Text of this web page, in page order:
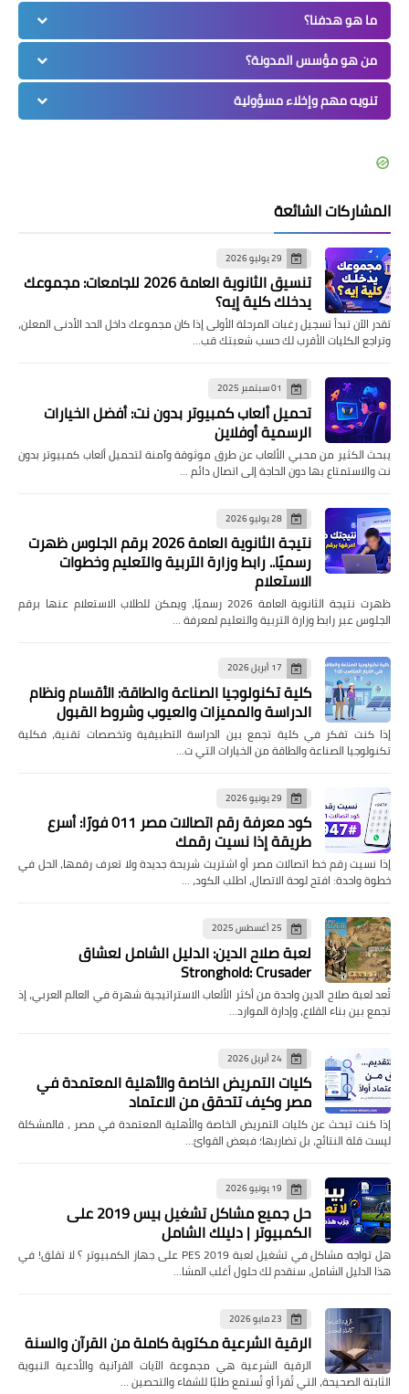
ما هو هدفنا؟
من هو مؤسس المدونة؟
تنويه مهم وإخلاء مسؤولية
المشاركات الشائعة
29 يوليو 2026
تنسيق الثانوية العامة 2026 للجامعات: مجموعك
يدخلك كلية إيه؟
تقدر الآن تبدأ تسجيل رغبات المرحلة الأولى إذا كان مجموعك داخل الحد الأدنى المعلن،
وتراجع الكليات الأقرب لك حسب شعبتك قب…
01 سبتمبر 2025
تحميل ألعاب كمبيوتر بدون نت: أفضل الخيارات
الرسمية أوفلاين
يبحث الكثير من محبي الألعاب عن طرق موثوقة وآمنة لتحميل ألعاب كمبيوتر بدون
نت والاستمتاع بها دون الحاجة إلى اتصال دائم …
28 يوليو 2026
نتيجة الثانوية العامة 2026 برقم الجلوس ظهرت
رسميًا.. رابط وزارة التربية والتعليم وخطوات
الاستعلام
ظهرت نتيجة الثانوية العامة 2026 رسميًا، ويمكن للطلاب الاستعلام عنها برقم
الجلوس عبر رابط وزارة التربية والتعليم لمعرفة …
17 أبريل 2026
كلية تكنولوجيا الصناعة والطاقة: الأقسام ونظام
الدراسة والمميزات والعيوب وشروط القبول
إذا كنت تفكر في كلية تجمع بين الدراسة التطبيقية وتخصصات تقنية، فكلية
تكنولوجيا الصناعة والطاقة من الخيارات التي ت…
29 يونيو 2026
كود معرفة رقم اتصالات مصر 011 فورًا: أسرع
طريقة إذا نسيت رقمك
إذا نسيت رقم خط اتصالات مصر أو اشتريت شريحة جديدة ولا تعرف رقمها، الحل في
خطوة واحدة: افتح لوحة الاتصال، اطلب الكود، …
25 أغسطس 2025
لعبة صلاح الدين: الدليل الشامل لعشاق
Stronghold: Crusader
تُعد لعبة صلاح الدين واحدة من أكثر الألعاب الاستراتيجية شهرة في العالم العربي، إذ
تجمع بين بناء القلاع، وإدارة الموارد…
24 أبريل 2026
كليات التمريض الخاصة والأهلية المعتمدة في
مصر وكيف تتحقق من الاعتماد
إذا كنت تبحث عن كليات التمريض الخاصة والأهلية المعتمدة في مصر ، فالمشكلة
ليست قلة النتائج، بل تضاربها؛ فبعض القوائ…
19 يونيو 2026
حل جميع مشاكل تشغيل بيس 2019 على
الكمبيوتر | دليلك الشامل
هل تواجه مشاكل في تشغيل لعبة PES 2019 على جهاز الكمبيوتر ؟ لا تقلق! في
هذا الدليل الشامل، سنقدم لك حلول أغلب المشا…
23 مايو 2026
الرقية الشرعية مكتوبة كاملة من القرآن والسنة
الرقية الشرعية هي مجموعة الآيات القرآنية والأدعية النبوية
الثابتة الصحيحة، التي تُقرأ أو تُستمع طلبًا للشفاء والتحصين …